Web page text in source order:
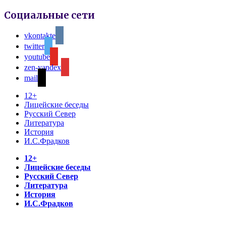
Социальные сети
vkontakte
twitter
youtube
zen-yandex
mail
12+
Лицейские беседы
Русский Север
Литература
История
И.С.Фрадков
12+
Лицейские беседы
Русский Север
Литература
История
И.С.Фрадков